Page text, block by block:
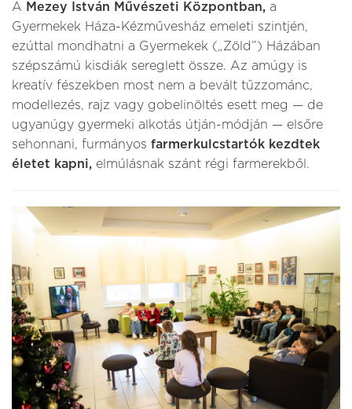
A Mezey István Művészeti Központban, a
Gyermekek Háza-Kézművesház emeleti szintjén,
ezúttal mondhatni a Gyermekek („Zöld”) Házában
szépszámú kisdiák sereglett össze. Az amúgy is
kreatív fészekben most nem a bevált tűzzománc,
modellezés, rajz vagy gobelinöltés esett meg — de
ugyanúgy gyermeki alkotás útján-módján — elsőre
sehonnani, furmányos farmerkulcstartók kezdtek
életet kapni, elmúlásnak szánt régi farmerekből.